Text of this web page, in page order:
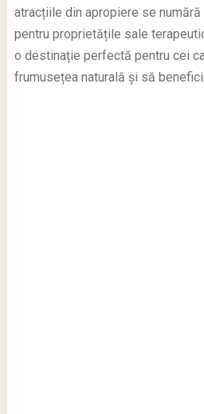
atracțiile din apropiere se numără
pentru proprietățile sale
o destinație perfectă pentru cei
frumusețea naturală și să